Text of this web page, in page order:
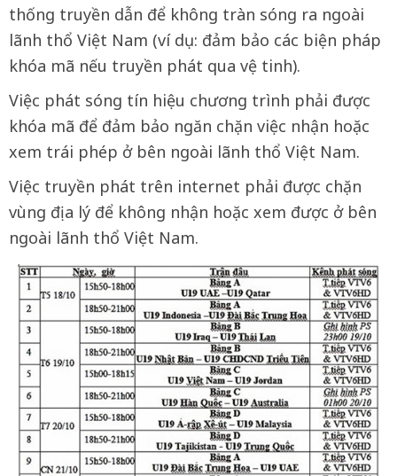
thống truyền dẫn để không tràn sóng ra ngoài
lãnh thổ Việt Nam (ví dụ: đảm bảo các biện pháp
khóa mã nếu truyền phát qua vệ tinh).
Việc phát sóng tín hiệu chương trình phải được
khóa mã để đảm bảo ngăn chặn việc nhận hoặc
xem trái phép ở bên ngoài lãnh thổ Việt Nam.
Việc truyền phát trên internet phải được chặn
vùng địa lý để không nhận hoặc xem được ở bên
ngoài lãnh thổ Việt Nam.